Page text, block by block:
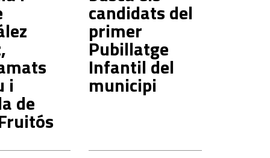
i
de
candidats del
primer
Pubillatge
Infantil del
municipi